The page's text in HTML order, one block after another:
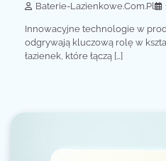
Baterie-Lazienkowe.com.pl
Innowacyjne technologie w
odgrywają kluczową rolę w
łazienek, które łączą […]